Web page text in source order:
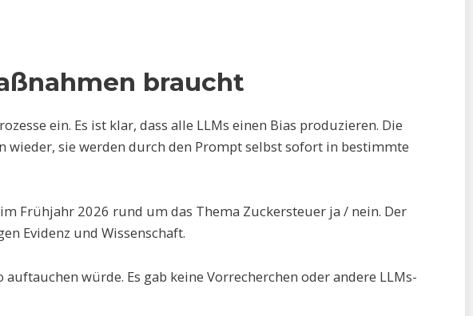
braucht
ein. Es ist klar, dass alle LLMs einen Bias produzieren. Die
sie werden durch den Prompt selbst sofort in bestimmte
Frühjahr 2026 rund um das Thema Zuckersteuer ja / nein. Der
Evidenz und Wissenschaft.
würde. Es gab keine Vorrecherchen oder andere LLMs-